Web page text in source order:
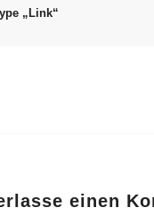
„Link“
einen